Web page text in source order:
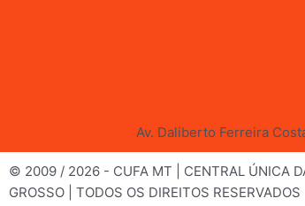
Av. Daliberto Ferreira
© 2009 / 2026 - CUFA MT | CENTRAL ÚNICA
GROSSO | TODOS OS DIREITOS RESERVADOS